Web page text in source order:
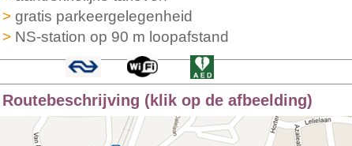
> gratis parkeergelegenheid
> NS-station op 90 m loopafstand
Routebeschrijving (klik op de afbeelding)